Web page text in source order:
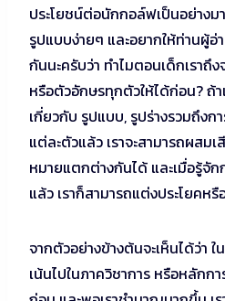
ประโยชน์ต่อนักกอล์ฟเป็นอย่าง
รูปแบบง่ายๆ และอยากให้ท่านผู้
กันนะครับว่า ทำไมตอนเด็กเราถึ
หรือตัวอักษรทุกตัวให้ได้ก่อน? ถ้า
เกี่ยวกับ รูปแบบ, รูปร่างรวมถึง
แต่ละตัวแล้ว เราจะสามารถผสม
หมายแตกต่างกันได้ และเมื่อรู้จั
แล้ว เราก็สามารถแต่งประโยคห
จากตัวอย่างข้างต้นจะเห็นได้ว่า ใ
เน้นไปในภาควิชาการ หรือหลักก